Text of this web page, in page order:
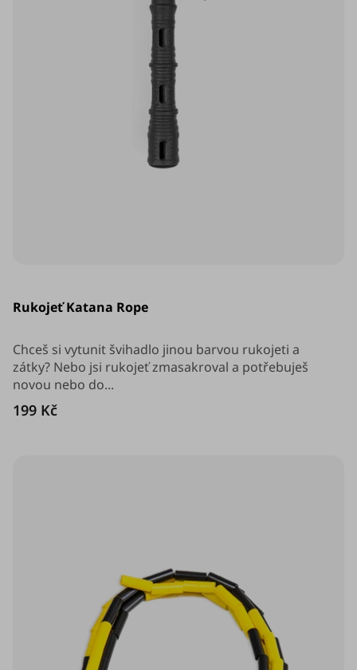
Rukojeť Katana Rope
produktu
z
5
hvězdiček.
199 Kč
Chceš si vytunit švihadlo jinou barvou rukojeti a
zátky? Nebo jsi rukojeť zmasakroval a potřebuješ
novou nebo do...